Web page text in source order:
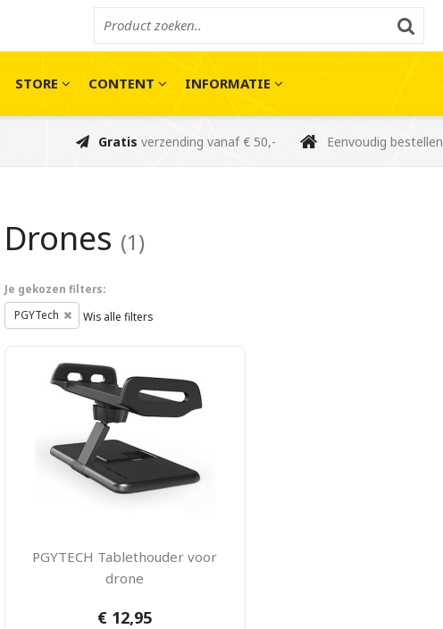
STORE CONTENT INFORMATIE
Gratis verzending vanaf € 50,- Eenvoudig bestellen
Drones (1)
Je gekozen filters:
PGYTech Wis alle filters
PGYTECH Tablethouder voor
drone
€ 12,95